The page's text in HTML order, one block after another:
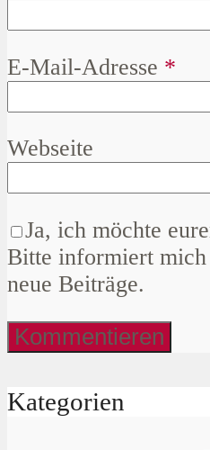
E-Mail-Adresse *
Webseite
Ja, ich möchte
Bitte informiert
neue Beiträge.
Kategorien